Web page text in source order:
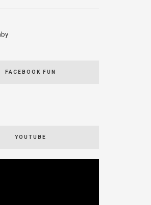
FACEBOOK FUN
YOUTUBE